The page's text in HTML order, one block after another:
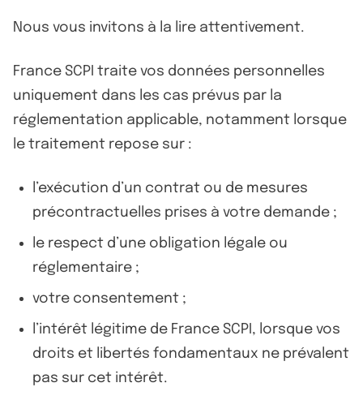
Nous vous invitons à la lire attentivement.
France SCPI traite vos données personnelles
uniquement dans les cas prévus par la
réglementation applicable, notamment lorsque
le traitement repose sur :
l’exécution d’un contrat ou de mesures
précontractuelles prises à votre demande ;
le respect d’une obligation légale ou
réglementaire ;
votre consentement ;
l’intérêt légitime de France SCPI, lorsque vos
droits et libertés fondamentaux ne prévalent
pas sur cet intérêt.